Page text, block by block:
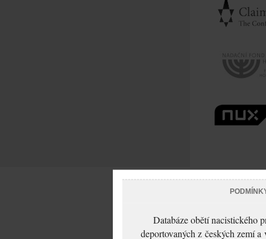
Databáze obětí nacistického
deportovaných z českých zemí